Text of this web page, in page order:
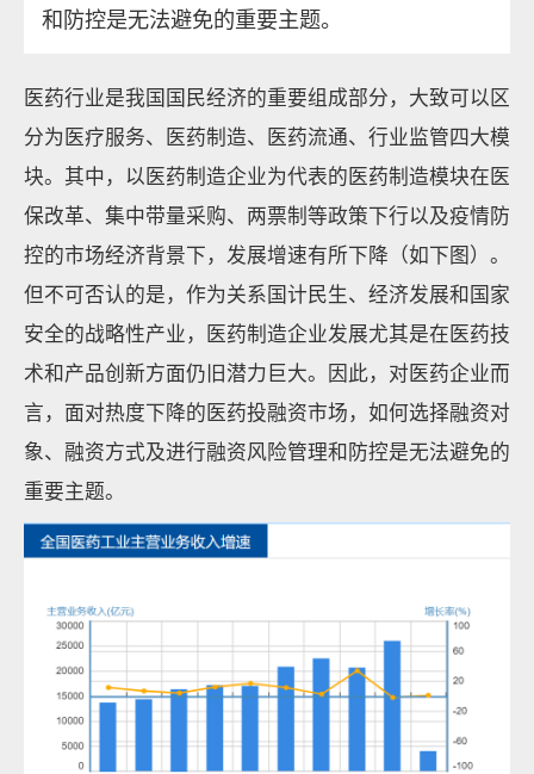
和防控是无法避免的重要主题。
医药行业是我国国民经济的重要组成部分，大致可以区
分为医疗服务、医药制造、医药流通、行业监管四大模
块。其中，以医药制造企业为代表的医药制造模块在医
保改革、集中带量采购、两票制等政策下行以及疫情防
控的市场经济背景下，发展增速有所下降（如下图）。
但不可否认的是，作为关系国计民生、经济发展和国家
安全的战略性产业，医药制造企业发展尤其是在医药技
术和产品创新方面仍旧潜力巨大。因此，对医药企业而
言，面对热度下降的医药投融资市场，如何选择融资对
象、融资方式及进行融资风险管理和防控是无法避免的
重要主题。